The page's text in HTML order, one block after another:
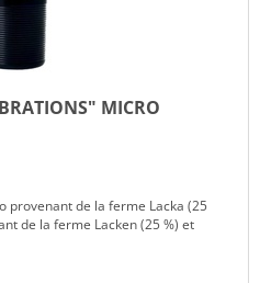
MICRO
provenant de la ferme Lacka (25
de la ferme Lacken (25 %) et